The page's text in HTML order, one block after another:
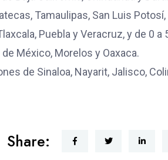
Tamaulipas, San Luis Potosí,
Puebla y Veracruz, y de 0 a
México, Morelos y Oaxaca.
de Sinaloa, Nayarit, Jalisco,
Share: